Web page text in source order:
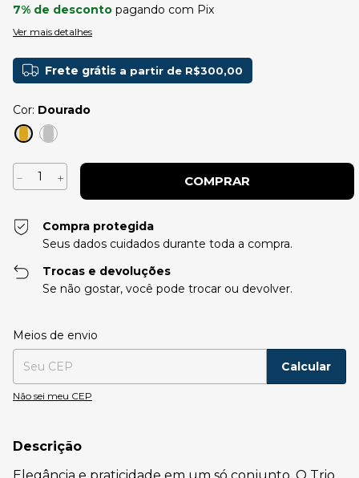
7% de desconto pagando com Pix
Ver mais detalhes
Frete grátis a partir de R$300,00
Cor: Dourado
Compra protegida
Seus dados cuidados durante toda a compra.
Trocas e devoluções
Se não gostar, você pode trocar ou devolver.
Entregas para o CEP:
Meios de envio
Calcular
Não sei meu CEP
Descrição